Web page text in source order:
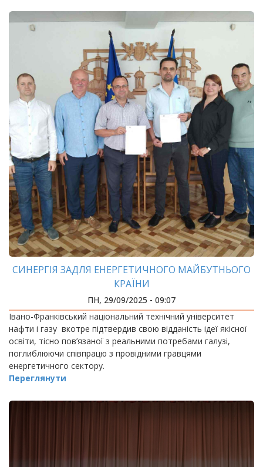
СИНЕРГІЯ ЗАДЛЯ ЕНЕРГЕТИЧНОГО МАЙБУТНЬОГО
КРАЇНИ
ПН, 29/09/2025 - 09:07
Івано-Франківський національний технічний університет
нафти і газу вкотре підтвердив свою відданість ідеї якісної
освіти, тісно пов’язаної з реальними потребами галузі,
поглиблюючи співпрацю з провідними гравцями
енергетичного сектору.
Переглянути